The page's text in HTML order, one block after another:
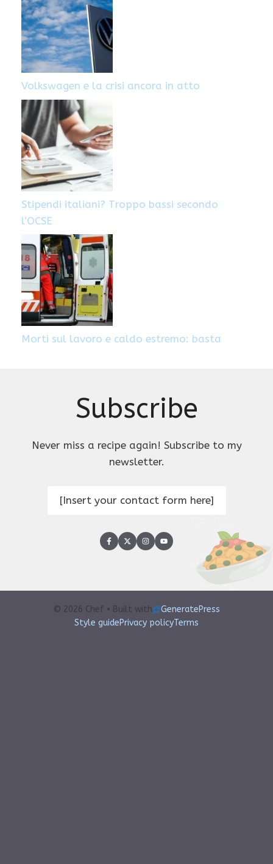
Volkswagen e la crisi ancora in atto
Stipendi italiani? Troppo bassi secondo
l’OCSE
Morti sul lavoro e caldo estremo: basta
Subscribe
Never miss a recipe again! Subscribe to my
newsletter.
[Insert your contact form here]
© 2026 Chef • Built with
GeneratePress
Style guidePrivacy policyTerms